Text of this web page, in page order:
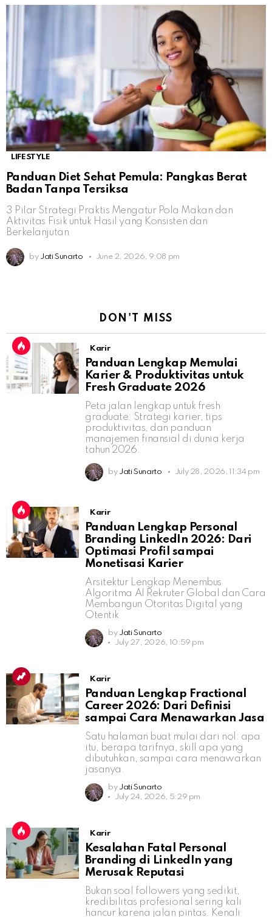
LIFESTYLE
Panduan Diet Sehat Pemula: Pangkas Berat
Badan Tanpa Tersiksa
3 Pilar Strategi Praktis Mengatur Pola Makan dan
Aktivitas Fisik untuk Hasil yang Konsisten dan
Berkelanjutan
by Jati Sunarto June 2, 2026, 9:08 pm
DON'T MISS
Karir
Panduan Lengkap Memulai
Karier & Produktivitas untuk
Fresh Graduate 2026
Peta jalan lengkap untuk fresh
graduate: Strategi karier, tips
produktivitas, dan panduan
manajemen finansial di dunia kerja
tahun 2026.
by Jati Sunarto July 28, 2026, 11:34 pm
Karir
Panduan Lengkap Personal
Branding LinkedIn 2026: Dari
Optimasi Profil sampai
Monetisasi Karier
Arsitektur Lengkap Menembus
Algoritma AI Rekruter Global dan Cara
Membangun Otoritas Digital yang
Otentik
by Jati Sunarto
July 27, 2026, 10:59 pm
Karir
Panduan Lengkap Fractional
Career 2026: Dari Definisi
sampai Cara Menawarkan Jasa
Satu halaman buat mulai dari nol: apa
itu, berapa tarifnya, skill apa yang
dibutuhkan, sampai cara menawarkan
jasanya.
by Jati Sunarto
July 24, 2026, 5:29 pm
Karir
Kesalahan Fatal Personal
Branding di LinkedIn yang
Merusak Reputasi
Bukan soal followers yang sedikit,
kredibilitas profesional sering kali
hancur karena jalan pintas. Kenali